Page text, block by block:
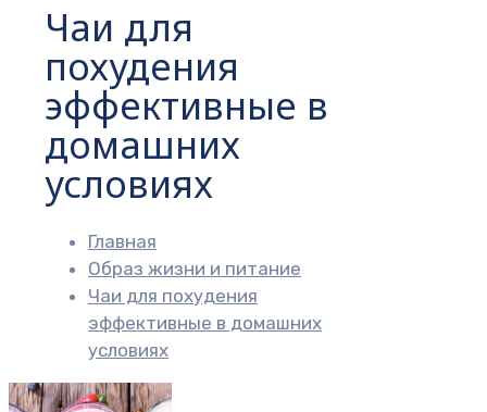
Чаи для
похудения
эффективные в
домашних
условиях
Главная
Образ жизни и питание
Чаи для похудения
эффективные в домашних
условиях